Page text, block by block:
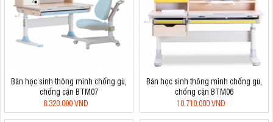
Bàn học sinh thông minh chống gù,
chống cận BTM07
8.320.000 VNĐ
Bàn học sinh thông minh chống gù,
chống cận BTM06
10.710.000 VNĐ